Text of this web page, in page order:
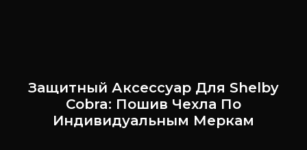
Защитный Аксессуар Для Shelby
Cobra: Пошив Чехла По
Индивидуальным Меркам